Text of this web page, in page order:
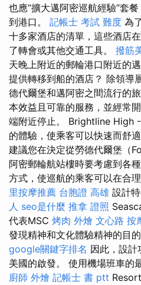
也應“擴大邁阿密巡航經驗”套
到港口。 記帳士 考試 難度 為
十多家酒店的清單，這些酒店
了轉會或其他交通工具。 撥筋
天晚上附近的郵輪港口附近的
提供轉移到船的酒店？ 除領導
德代爾堡和邁阿密之間流行的
本效益且可靠的服務，並經常
端附近停止。 Brightline High
的體驗，使乘客可以快速而舒
建議您在決定從勞德代爾堡（
阿密郵輪航站樓時要考慮到各
方式，使巡航的乘客可以在合
里按摩推薦 台胞證 高雄 設計
人 seo是什麼 推拿 證照
代表MSC 烤肉 外燴 文心路 按
發現精神和文化體驗精神的目的
google關鍵字排名 因此，設計
美國的啟發。 使用機場班車的
廚師 外燴 記帳士 書 ptt Resort